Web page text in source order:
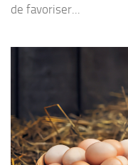
de favoriser...